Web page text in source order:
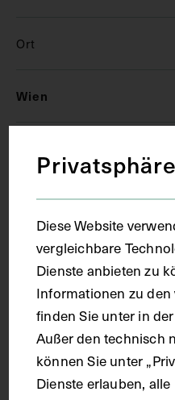
Ort
Wien
Karton
Technik
Maße
Privatsphäre
Diese Website
vergleichbare
Dienste anbieten zu
Informationen zu
finden Sie unter in
Außer den technisch
können Sie unter
Dienste erlauben,